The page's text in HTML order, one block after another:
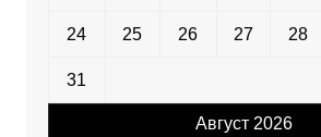
Август 2026
24 25 26 27 28
31